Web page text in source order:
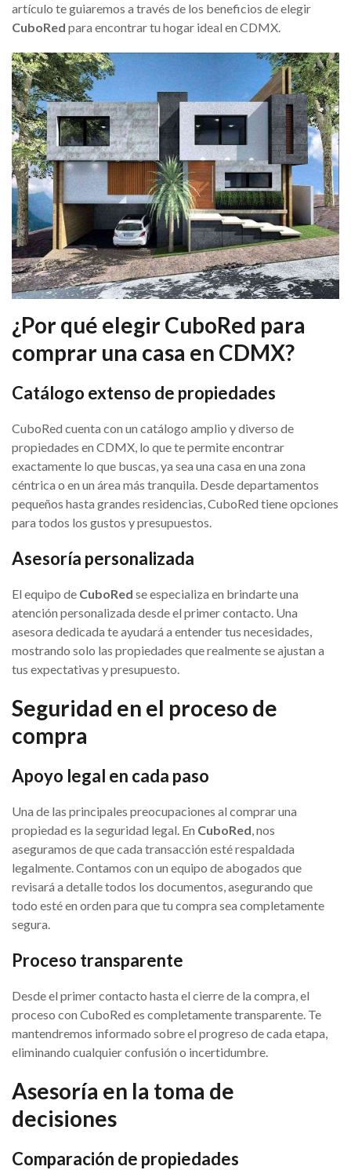
artículo te guiaremos a través de los beneficios de elegir
CuboRed para encontrar tu hogar ideal en CDMX.
¿Por qué elegir CuboRed para
comprar una casa en CDMX?
Catálogo extenso de propiedades
CuboRed cuenta con un catálogo amplio y diverso de
propiedades en CDMX, lo que te permite encontrar
exactamente lo que buscas, ya sea una casa en una zona
céntrica o en un área más tranquila. Desde departamentos
pequeños hasta grandes residencias, CuboRed tiene opciones
para todos los gustos y presupuestos.
Asesoría personalizada
El equipo de CuboRed se especializa en brindarte una
atención personalizada desde el primer contacto. Una
asesora dedicada te ayudará a entender tus necesidades,
mostrando solo las propiedades que realmente se ajustan a
tus expectativas y presupuesto.
Seguridad en el proceso de
compra
Apoyo legal en cada paso
Una de las principales preocupaciones al comprar una
propiedad es la seguridad legal. En CuboRed , nos
aseguramos de que cada transacción esté respaldada
legalmente. Contamos con un equipo de abogados que
revisará a detalle todos los documentos, asegurando que
todo esté en orden para que tu compra sea completamente
segura.
Proceso transparente
Desde el primer contacto hasta el cierre de la compra, el
proceso con CuboRed es completamente transparente. Te
mantendremos informado sobre el progreso de cada etapa,
eliminando cualquier confusión o incertidumbre.
Asesoría en la toma de
decisiones
Comparación de propiedades